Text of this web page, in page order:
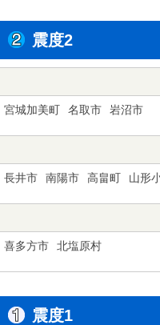
震度2
宮城加美町 名取市 岩沼市
長井市 南陽市 高畠町 山形
喜多方市 北塩原村
震度1